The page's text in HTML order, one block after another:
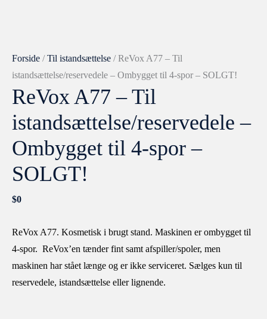
Forside /Til istandsættelse / ReVox A77 – Til
istandsættelse/reservedele – Ombygget til 4-spor – SOLGT!
ReVox A77 – Til
istandsættelse/reservedele –
Ombygget til 4-spor –
SOLGT!
$0
ReVox A77. Kosmetisk i brugt stand. Maskinen er ombygget til
4-spor. ReVox’en tænder fint samt afspiller/spoler, men
maskinen har stået længe og er ikke serviceret. Sælges kun til
reservedele, istandsættelse eller lignende.